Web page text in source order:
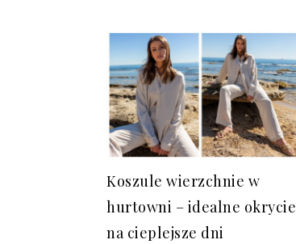
Koszule wierzchnie w
hurtowni – idealne okrycie
na cieplejsze dni